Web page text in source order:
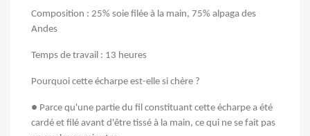
Composition : 25% soie filée à la main, 75% alpaga des
Andes
Temps de travail : 13 heures
Pourquoi cette écharpe est-elle si chère ?
● Parce qu'une partie du fil constituant cette écharpe a été
cardé et filé avant d'être tissé à la main, ce qui ne se fait pas